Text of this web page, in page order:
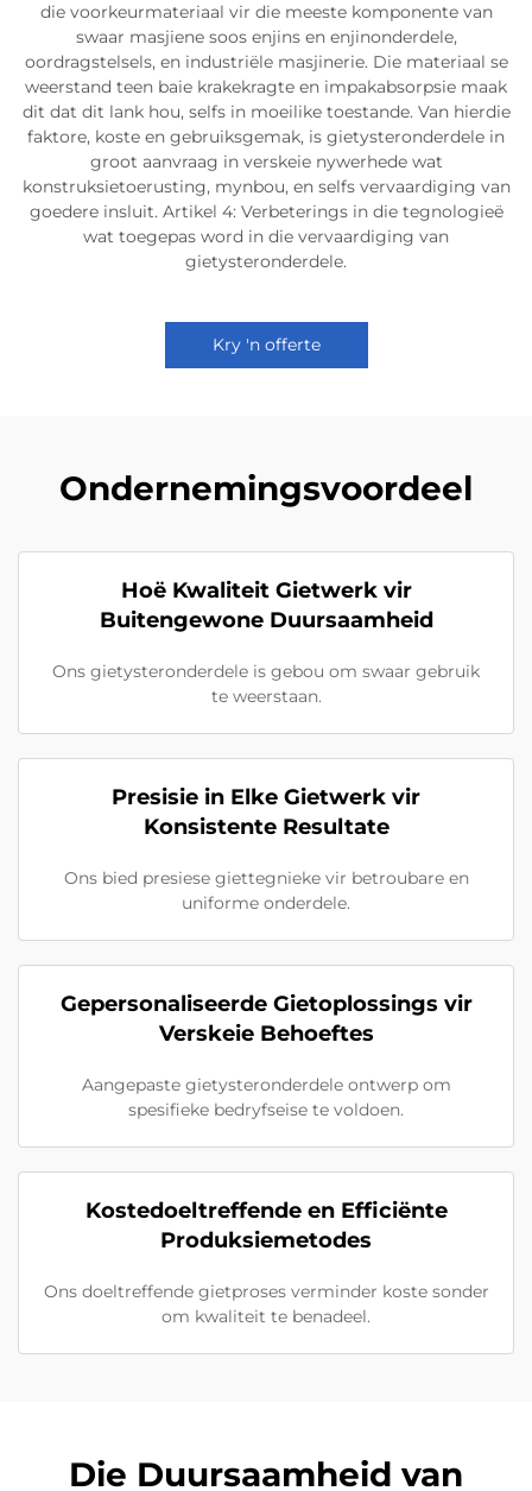
die voorkeurmateriaal vir die meeste komponente van
swaar masjiene soos enjins en enjinonderdele,
oordragstelsels, en industriële masjinerie. Die materiaal se
weerstand teen baie krakekragte en impakabsorpsie maak
dit dat dit lank hou, selfs in moeilike toestande. Van hierdie
faktore, koste en gebruiksgemak, is gietysteronderdele in
groot aanvraag in verskeie nywerhede wat
konstruksietoerusting, mynbou, en selfs vervaardiging van
goedere insluit. Artikel 4: Verbeterings in die tegnologieë
wat toegepas word in die vervaardiging van
gietysteronderdele.
Kry 'n offerte
Ondernemingsvoordeel
Hoë Kwaliteit Gietwerk vir
Buitengewone Duursaamheid
Ons gietysteronderdele is gebou om swaar gebruik
te weerstaan.
Presisie in Elke Gietwerk vir
Konsistente Resultate
Ons bied presiese giettegnieke vir betroubare en
uniforme onderdele.
Gepersonaliseerde Gietoplossings vir
Verskeie Behoeftes
Aangepaste gietysteronderdele ontwerp om
spesifieke bedryfseise te voldoen.
Kostedoeltreffende en Efficiënte
Produksiemetodes
Ons doeltreffende gietproses verminder koste sonder
om kwaliteit te benadeel.
Die Duursaamheid van